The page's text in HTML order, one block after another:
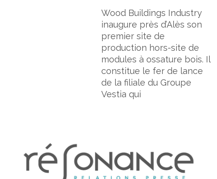
Wood Buildings Industry
inaugure près d’Alès son
premier site de
production hors-site de
modules à ossature bois. Il
constitue le fer de lance
de la filiale du Groupe
Vestia qui